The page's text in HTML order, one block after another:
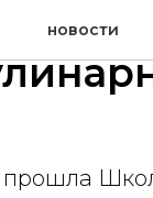
новости